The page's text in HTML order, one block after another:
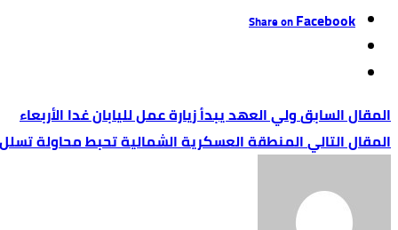
Share onFacebook
ولي العهد يبدأ زيارة عمل لليابان غدا الأربعاء
المنطقة العسكرية الشمالية تحبط محاولة